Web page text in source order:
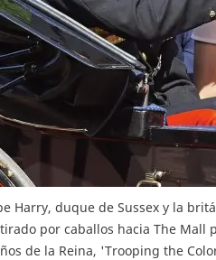
Harry, duque de Sussex y la
por caballos hacia The Mall
de la Reina, 'Trooping the